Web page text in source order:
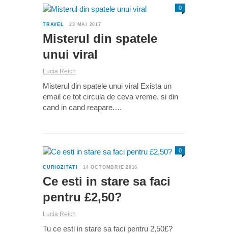
TRAVEL 23 MAI 2017
Misterul din spatele
unui viral
0
Lucia Reich
Misterul din spatele unui viral Exista un
email ce tot circula de ceva vreme, si din
cand in cand reapare.…
CURIOZITATI 14 OCTOMBRIE 2016
Ce esti in stare sa faci
pentru £2,50?
0
Lucia Reich
Tu ce esti in stare sa faci pentru 2,50£?